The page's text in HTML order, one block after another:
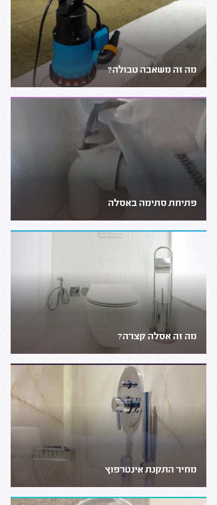
מה זה משאבה טבולה?
פתיחת סתימה באסלה
מה זה אסלה קצרה?
מחיר התקנת אינטרפוץ